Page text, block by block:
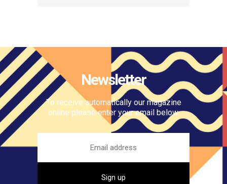
Newsletter
To receive automatically our magazine
online please enter your email below.